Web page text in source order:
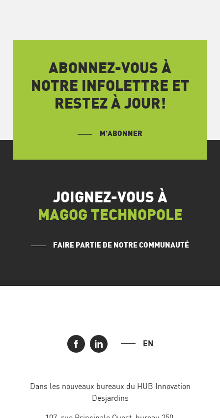
ABONNEZ-VOUS À
NOTRE INFOLETTRE ET
RESTEZ À JOUR!
M’ABONNER
JOIGNEZ-VOUS À
MAGOG TECHNOPOLE
FAIRE PARTIE DE NOTRE COMMUNAUTÉ
EN
Dans les nouveaux bureaux du HUB Innovation
Desjardins